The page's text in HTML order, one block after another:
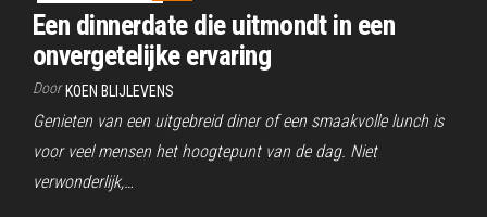
Een dinnerdate die uitmondt in een
onvergetelijke ervaring
Door KOEN BLIJLEVENS
Genieten van een uitgebreid diner of een smaakvolle lunch is
voor veel mensen het hoogtepunt van de dag. Niet
verwonderlijk,…